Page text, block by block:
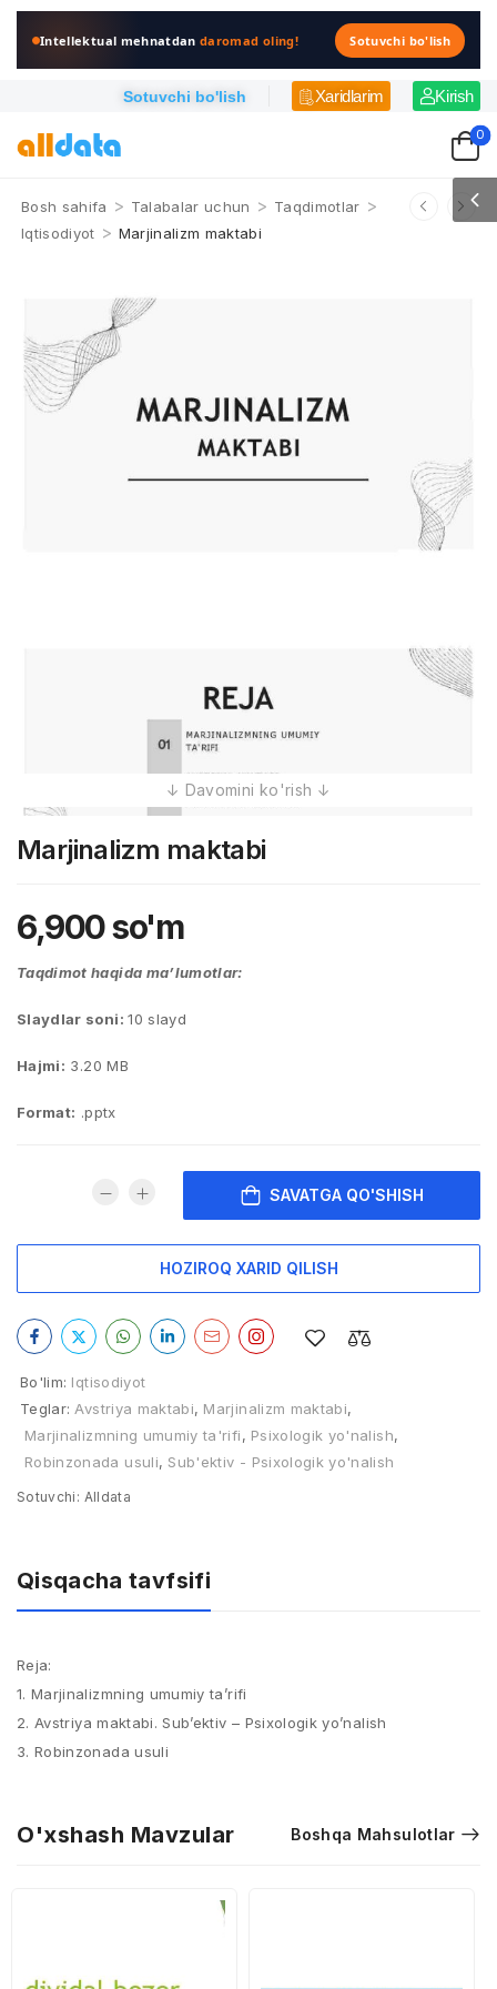
Intellektual mehnatdandaromad oling! Sotuvchi bo'lish
Sotuvchi bo'lish Xaridlarim Kirish
0
Bosh sahifa > Talabalar uchun > Taqdimotlar >
Iqtisodiyot > Marjinalizm maktabi
Marjinalizm maktabi
6,900so'm
Taqdimot haqida ma’lumotlar:
Slaydlar soni:10 slayd
Hajmi: 3.20 MB
Format: .pptx
SAVATGA QO'SHISH
HOZIROQ XARID QILISH
Bo'lim: Iqtisodiyot
Teglar: Avstriya maktabi, Marjinalizm maktabi,
Marjinalizmning umumiy ta'rifi, Psixologik yo'nalish,
Robinzonada usuli, Sub'ektiv - Psixologik yo'nalish
Sotuvchi: Alldata
Qisqacha tavfsifi
Reja:
1. Marjinalizmning umumiy ta’rifi
2. Avstriya maktabi. Sub’ektiv – Psixologik yo’nalish
3. Robinzonada usuli
O'xshash Mavzular Boshqa Mahsulotlar